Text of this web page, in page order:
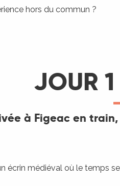
hors du commun ?
JOUR
à Figeac en
écrin médiéval où le temps